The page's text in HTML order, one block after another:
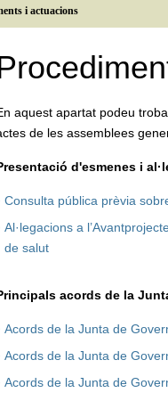
i actuacions
aquest apartat podeu
de les assemblees
d'esmenes i
Consulta pública prèvia
Al·legacions a
de salut
acords de la
Acords de la Junta de
Acords de la Junta de
Acords de la Junta de